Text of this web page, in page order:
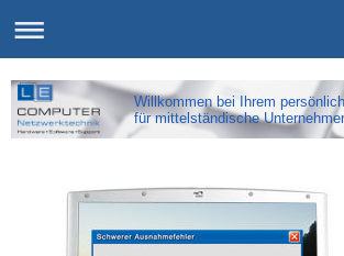
Willkommen bei Ihrem
für mittelständische